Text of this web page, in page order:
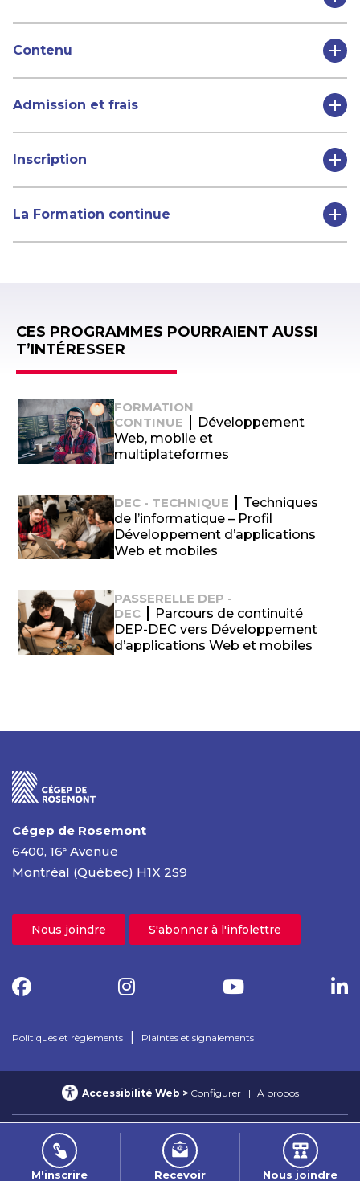
Contenu
Admission et frais
Inscription
La Formation continue
CES PROGRAMMES POURRAIENT AUSSI
T’INTÉRESSER
FORMATION
CONTINUE
Développement
Web, mobile et
multiplateformes
DEC - TECHNIQUE
Techniques
de l’informatique – Profil
Développement d’applications
Web et mobiles
PASSERELLE DEP -
DEC
Parcours de continuité
DEP-DEC vers Développement
d’applications Web et mobiles
M'inscrire Recevoir Nous joindre
Cégep de Rosemont
6400, 16e Avenue
Montréal (Québec) H1X 2S9
Nous joindre S'abonner à l'infolettre
Politiques et règlements Plaintes et signalements
© 2025 Cégep de Rosemont – Tous droits réservés
Confidentialité Web
Accessibilité Web Configurer À propos